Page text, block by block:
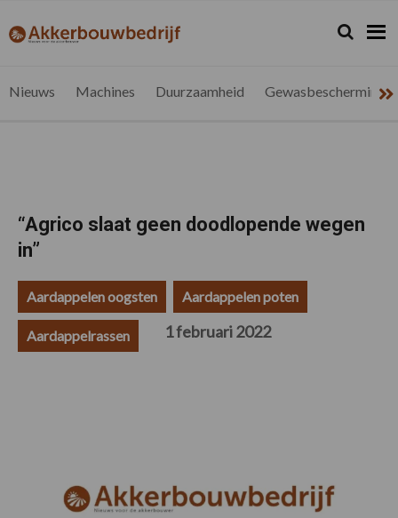
de
de
de
de
akkerbouwbedrijf.be
Nieuws
Zoeken...
Zoek
Nieuws Machines Duurzaamheid Gewasbescherming
“Agrico slaat geen doodlopende wegen
in”
Aardappelen oogsten Aardappelen poten
Aardappelrassen 1 februari 2022